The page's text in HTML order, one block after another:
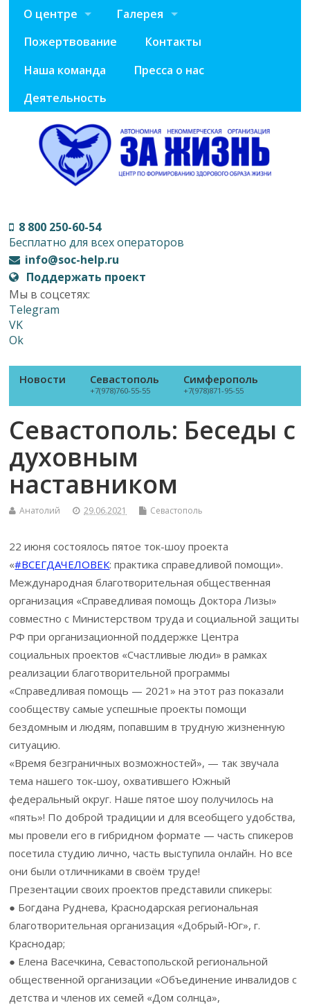
О центре
Галерея
Пожертвование
Контакты
Наша команда
Пресса о нас
Деятельность
8 800 250-60-54
Бесплатно для всех операторов
info@soc-help.ru
Поддержать проект
Мы в соцсетях:
Telegram
VK
Ok
Новости Севастополь
+7(978)760-55-55
Симферополь
+7(978)871-95-55
Севастополь: Беседы с
духовным
наставником
Анатолий 29.06.2021 Севастополь
22 июня состоялось пятое ток-шоу проекта
«#ВСЕГДАЧЕЛОВЕК: практика справедливой помощи».
Международная благотворительная общественная
организация «Справедливая помощь Доктора Лизы»
совместно с Министерством труда и социальной защиты
РФ при организационной поддержке Центра
социальных проектов «Счастливые люди» в рамках
реализации благотворительной программы
«Справедливая помощь — 2021» на этот раз показали
сообществу самые успешные проекты помощи
бездомным и людям, попавшим в трудную жизненную
ситуацию.
«Время безграничных возможностей», — так звучала
тема нашего ток-шоу, охватившего Южный
федеральный округ. Наше пятое шоу получилось на
«пять»! По доброй традиции и для всеобщего удобства,
мы провели его в гибридном формате — часть спикеров
посетила студию лично, часть выступила онлайн. Но все
они были отличниками в своём труде!
Презентации своих проектов представили спикеры:
● Богдана Руднева, Краснодарская региональная
благотворительная организация «Добрый-Юг», г.
Краснодар;
● Елена Васечкина, Севастопольской региональной
общественной организации «Объединение инвалидов с
детства и членов их семей «Дом солнца»,